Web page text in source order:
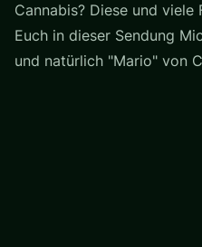
Cannabis? Diese und
Euch in dieser Sendung
und natürlich "Mario" von